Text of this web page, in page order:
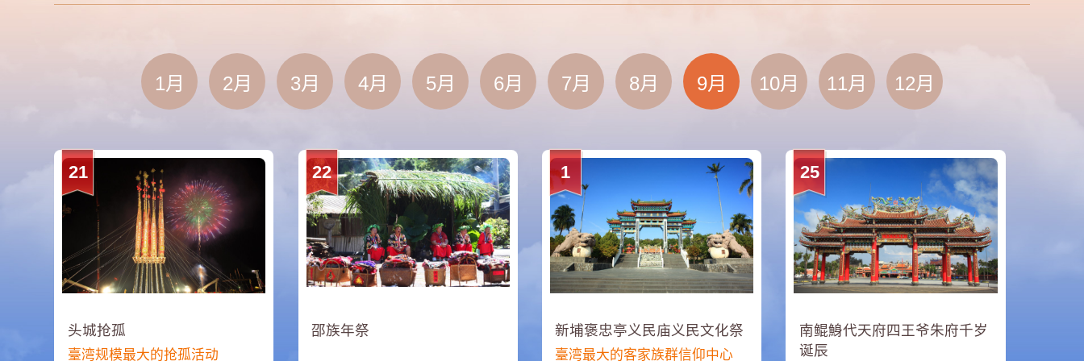
1月 2月 3月 4月 5月 6月 7月 8月 9月 10月 11月 12月
21
头城抢孤
臺湾规模最大的抢孤活动
22
邵族年祭
1
新埔褒忠亭义民庙义民文化祭
臺湾最大的客家族群信仰中心
25
南鲲鯓代天府四王爷朱府千岁
诞辰